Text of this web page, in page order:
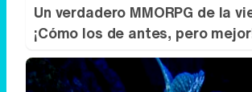
Un verdadero MMORPG de la
¡Cómo los de antes, pero